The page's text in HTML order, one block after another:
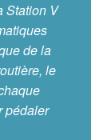
Station V
de la
le
pédaler